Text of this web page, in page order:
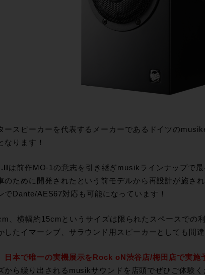
ースピーカーを代表するメーカーであるドイツの
なります！
は前作MO-1の意志を引き継ぎmusikラインナップで
のために開発されたという前モデルから再設計が施さ
でDante/AES67対応も可能になっています！
、横幅約15cmというサイズは限られたスペースでの
したイマーシブ、サラウンド用スピーカーとしても間
日本で唯一の実機展示をRock oN渋谷店/梅田店で実施
から繰り出されるmusikサウンドを店頭でぜひご体験く